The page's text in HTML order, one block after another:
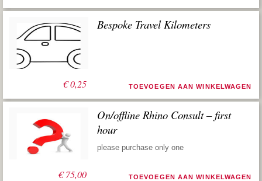
€0,25
Bespoke Travel Kilometers
TOEVOEGEN AAN WINKELWAGEN
€75,00
On/offline Rhino Consult – first
hour
please purchase only one
TOEVOEGEN AAN WINKELWAGEN